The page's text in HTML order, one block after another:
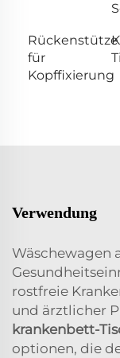
Rückenstütze
für
Kopffixierung
Verwendung
Wäschewagen
rostfreie
und ärztlicher
krankenbett-
optionen, die